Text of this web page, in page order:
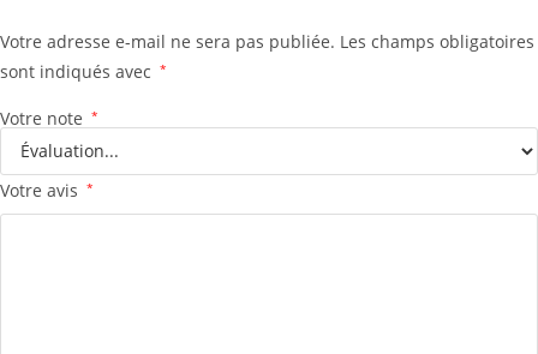
Votre adresse e-mail ne sera pas publiée. Les champs obligatoires
sont indiqués avec *
Votre note *
Votre avis *